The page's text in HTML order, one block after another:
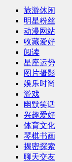
旅游休闲
明星粉丝
动漫网站
收藏爱好
阅读
星座运势
图片摄影
娱乐时尚
游戏
幽默笑话
兴趣爱好
体育文化
琴棋书画
揭密探索
聊天交友